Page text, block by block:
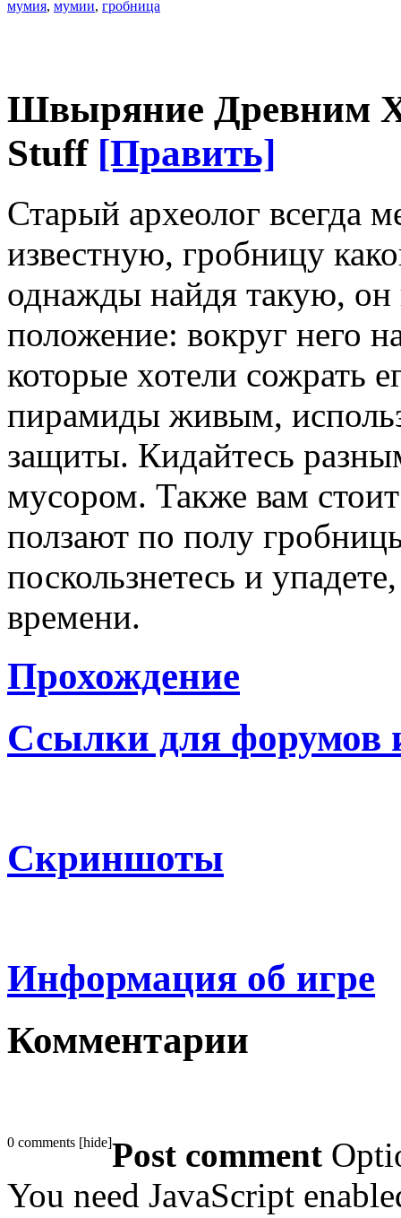
мумия, мумии, гробница
Швыряние Древним
Stuff [Править]
Старый археолог всегда
известную, гробницу
однажды найдя такую, он
положение: вокруг него
которые хотели сожрать
пирамиды живым,
защиты. Кидайтесь
мусором. Также вам стоит
ползают по полу
поскользнетесь и
времени.
Прохождение
Ссылки для форумов
Скриншоты
Информация об игре
Комментарии
0 comments [hide]Post comment
You need JavaScript